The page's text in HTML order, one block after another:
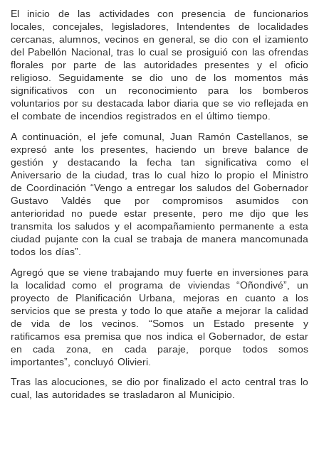
El inicio de las actividades con presencia de funcionarios
locales, concejales, legisladores, Intendentes de localidades
cercanas, alumnos, vecinos en general, se dio con el izamiento
del Pabellón Nacional, tras lo cual se prosiguió con las ofrendas
florales por parte de las autoridades presentes y el oficio
religioso. Seguidamente se dio uno de los momentos más
significativos con un reconocimiento para los bomberos
voluntarios por su destacada labor diaria que se vio reflejada en
el combate de incendios registrados en el último tiempo.
A continuación, el jefe comunal, Juan Ramón Castellanos, se
expresó ante los presentes, haciendo un breve balance de
gestión y destacando la fecha tan significativa como el
Aniversario de la ciudad, tras lo cual hizo lo propio el Ministro
de Coordinación “Vengo a entregar los saludos del Gobernador
Gustavo Valdés que por compromisos asumidos con
anterioridad no puede estar presente, pero me dijo que les
transmita los saludos y el acompañamiento permanente a esta
ciudad pujante con la cual se trabaja de manera mancomunada
todos los días”.
Agregó que se viene trabajando muy fuerte en inversiones para
la localidad como el programa de viviendas “Oñondivé”, un
proyecto de Planificación Urbana, mejoras en cuanto a los
servicios que se presta y todo lo que atañe a mejorar la calidad
de vida de los vecinos. “Somos un Estado presente y
ratificamos esa premisa que nos indica el Gobernador, de estar
en cada zona, en cada paraje, porque todos somos
importantes”, concluyó Olivieri.
Tras las alocuciones, se dio por finalizado el acto central tras lo
cual, las autoridades se trasladaron al Municipio.